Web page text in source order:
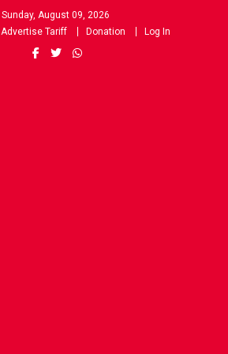
Sunday, August 09, 2026
Advertise Tariff Donation Log In